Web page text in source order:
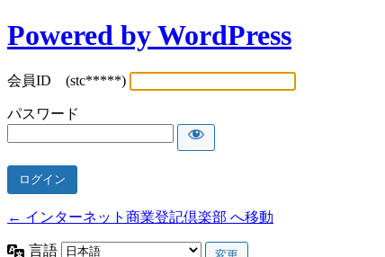
Powered by WordPress
会員ID (stc*****)
パスワード
← インターネット商業登記倶楽部 へ移動
言語